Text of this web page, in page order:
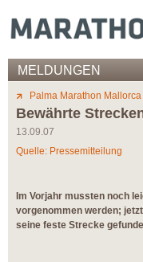
MELDUNGEN
Palma Marathon Mallorca
Bewährte
13.09.07
Quelle: Pressemitteilung
Im Vorjahr mussten noch
vorgenommen werden;
seine feste Strecke